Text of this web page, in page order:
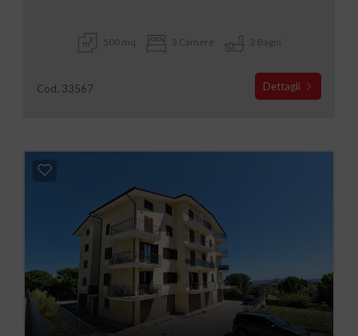
500 mq 3 Camere 2 Bagni
Cod. 33567 Dettagli